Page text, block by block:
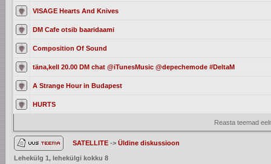
VISAGE Hearts And Knives
DM Cafe otsib baaridaami
Composition Of Sound
täna,kell 20.00 DM chat @iTunesMusic @depechemode #DeltaM
A Strange Hour in Budapest
HURTS
Reasta teemad
SATELLITE -> Üldine diskussioon
Lehekülg 1, lehekülgi kokku 8